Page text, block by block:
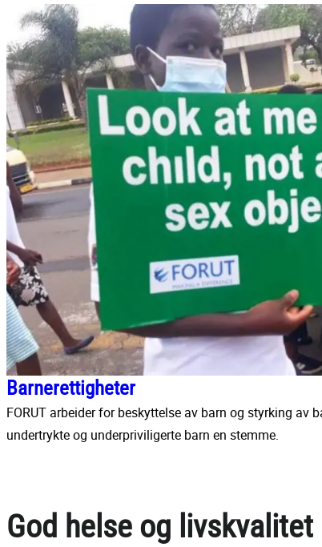
Barnerettigheter
FORUT arbeider for beskyttelse av barn og styrking av
undertrykte og underpriviligerte barn en stemme.
God helse og livskvalitet